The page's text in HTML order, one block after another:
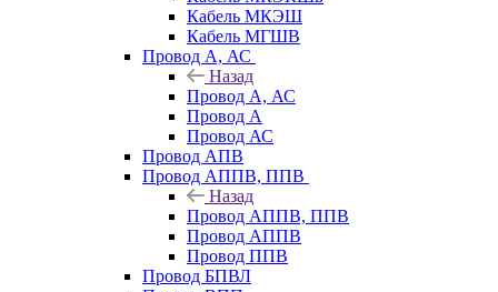
Кабель МКЭШ
Кабель МГШВ
Провод А, АС
Назад
Провод А, АС
Провод А
Провод АС
Провод АПВ
Провод АППВ, ППВ
Назад
Провод АППВ, ППВ
Провод АППВ
Провод ППВ
Провод БПВЛ